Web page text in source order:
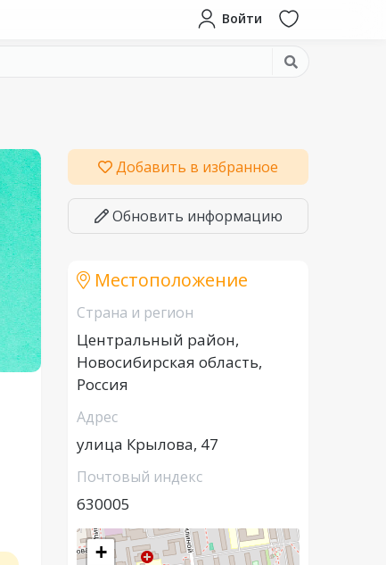
Войти
Добавить в избранное
Обновить информацию
Местоположение
Страна и регион
Центральный район,
Новосибирская область,
Россия
Адрес
улица Крылова, 47
Почтовый индекс
630005
+